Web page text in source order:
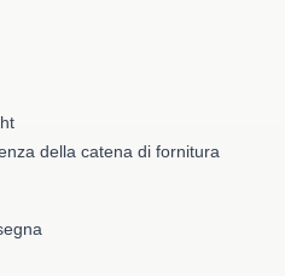
della catena di fornitura